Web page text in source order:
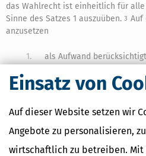
Einsatz von
Auf dieser Website setzen wir
Angebote zu personalisieren,
wirtschaftlich zu betreiben. Mit
das Wahlrecht ist einheitlich für alle
Sinne des Satzes 1 auszuüben. 3 Auf
anzusetzen
1.
als Aufwand
auszuweisende
entfallen,
Abschlussstichtag